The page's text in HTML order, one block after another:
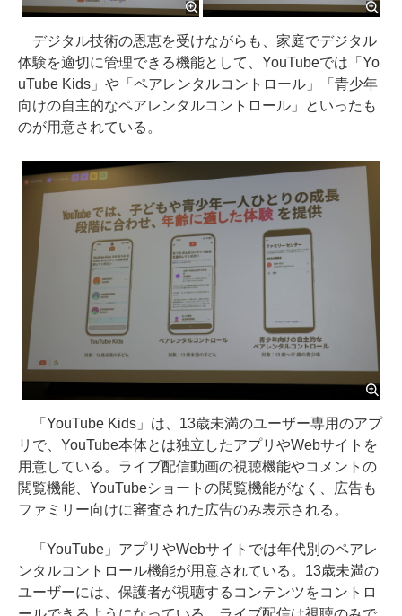
デジタル技術の恩恵を受けながらも、家庭でデジタル
体験を適切に管理できる機能として、YouTubeでは「Yo
uTube Kids」や「ペアレンタルコントロール」「青少年
向けの自主的なペアレンタルコントロール」といったも
のが用意されている。
「YouTube Kids」は、13歳未満のユーザー専用のアプ
リで、YouTube本体とは独立したアプリやWebサイトを
用意している。ライブ配信動画の視聴機能やコメントの
閲覧機能、YouTubeショートの閲覧機能がなく、広告も
ファミリー向けに審査された広告のみ表示される。
「YouTube」アプリやWebサイトでは年代別のペアレ
ンタルコントロール機能が用意されている。13歳未満の
ユーザーには、保護者が視聴するコンテンツをコントロ